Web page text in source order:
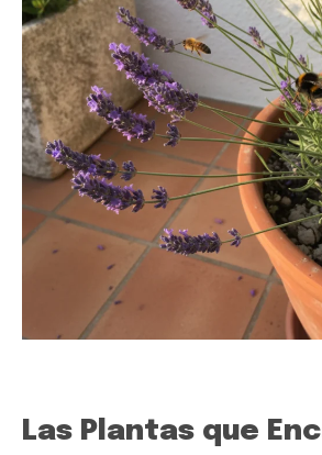
Las Plantas que